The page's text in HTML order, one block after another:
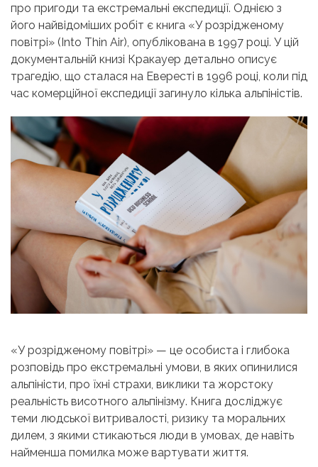
про пригоди та екстремальні експедиції. Однією з
його найвідоміших робіт є книга «У розрідженому
повітрі» (Into Thin Air), опублікована в 1997 році. У цій
документальній книзі Кракауер детально описує
трагедію, що сталася на Евересті в 1996 році, коли під
час комерційної експедиції загинуло кілька альпіністів.
«У розрідженому повітрі» — це особиста і глибока
розповідь про екстремальні умови, в яких опинилися
альпіністи, про їхні страхи, виклики та жорстоку
реальність висотного альпінізму. Книга досліджує
теми людської витривалості, ризику та моральних
дилем, з якими стикаються люди в умовах, де навіть
найменша помилка може вартувати життя.